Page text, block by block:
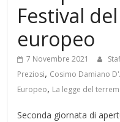
Festival
europeo
7 Novembre 2021
Preziosi, Cosimo Damiano
Europeo, La legge del
Seconda giornata di